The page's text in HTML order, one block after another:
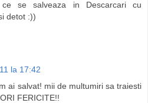
se salveaza in Descarcari cu
detot :))
la 17:42
ai salvat! mii de multumiri sa traiesti
FERICITE!!